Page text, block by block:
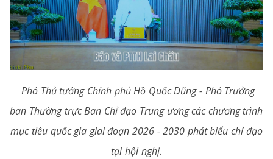
Phó Thủ tướng Chính phủ Hồ Quốc Dũng - Phó Trưởng
ban Thường trực Ban Chỉ đạo Trung ương các chương trình
mục tiêu quốc gia giai đoạn 2026 - 2030 phát biểu chỉ đạo
tại hội nghị.